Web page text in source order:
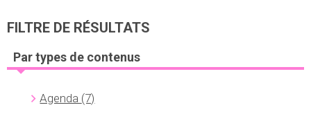
FILTRE DE RÉSULTATS
Par types de contenus
Agenda (7)